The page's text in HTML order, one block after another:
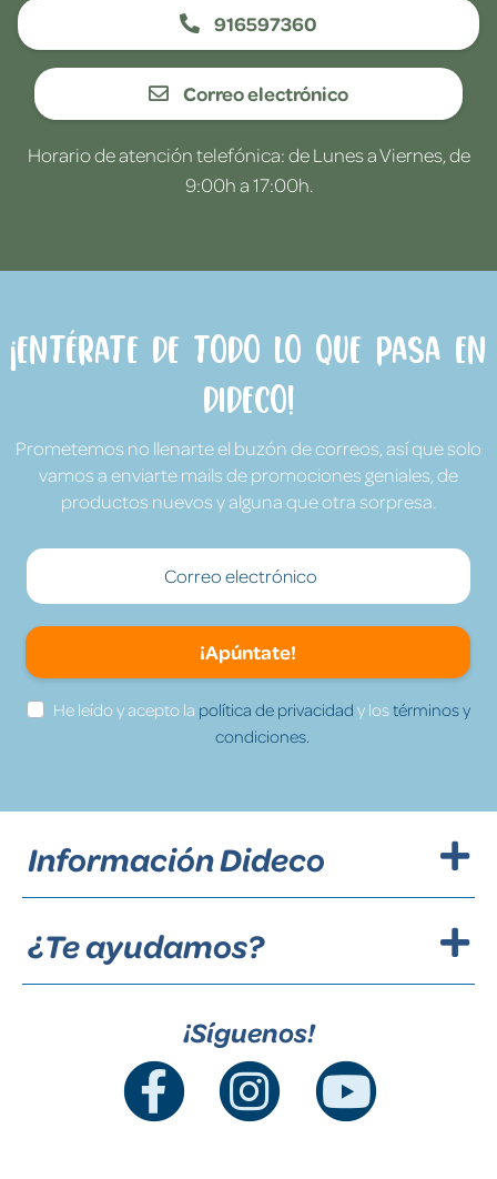
916597360
Correo electrónico
Horario de atención telefónica: de Lunes a Viernes, de
9:00h a 17:00h.
¡Entérate de todo lo que pasa en
Dideco!
Prometemos no llenarte el buzón de correos, así que solo
vamos a enviarte mails de promociones geniales, de
productos nuevos y alguna que otra sorpresa.
¡Apúntate!
He leído y acepto la política de privacidad y lostérminos y
condiciones.
Información Dideco
¿Te ayudamos?
¡Síguenos!